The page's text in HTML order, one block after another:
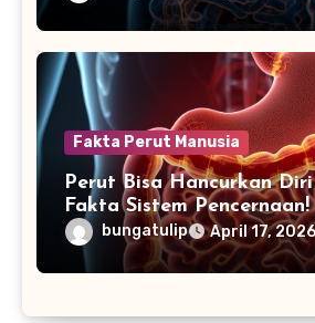
Fakta Perut Manusia
Perut Bisa Hancurkan Diri
Fakta Sistem Pencernaan!
bungatulip April 17, 2026